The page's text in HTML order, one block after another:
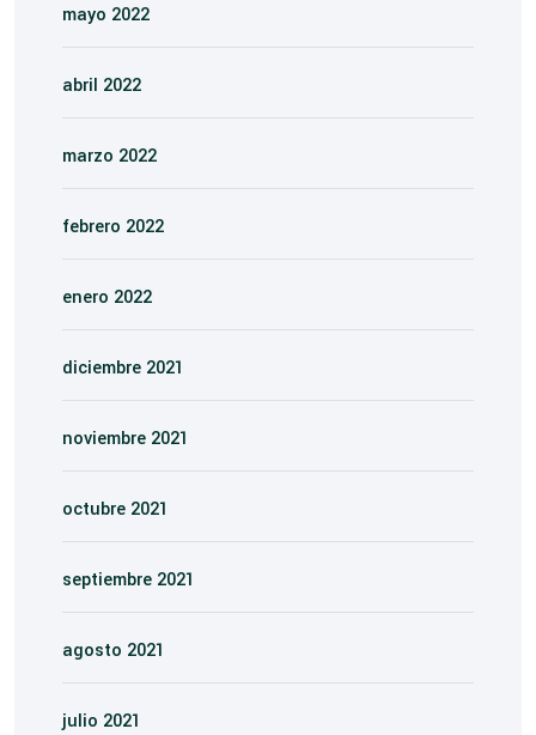
mayo 2022
abril 2022
marzo 2022
febrero 2022
enero 2022
diciembre 2021
noviembre 2021
octubre 2021
septiembre 2021
agosto 2021
julio 2021